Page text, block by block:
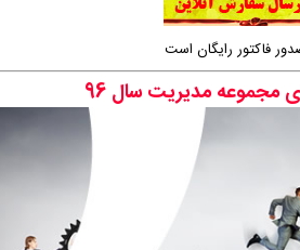
فاکتور رایگان است
مجموعه مدیریت سال 96